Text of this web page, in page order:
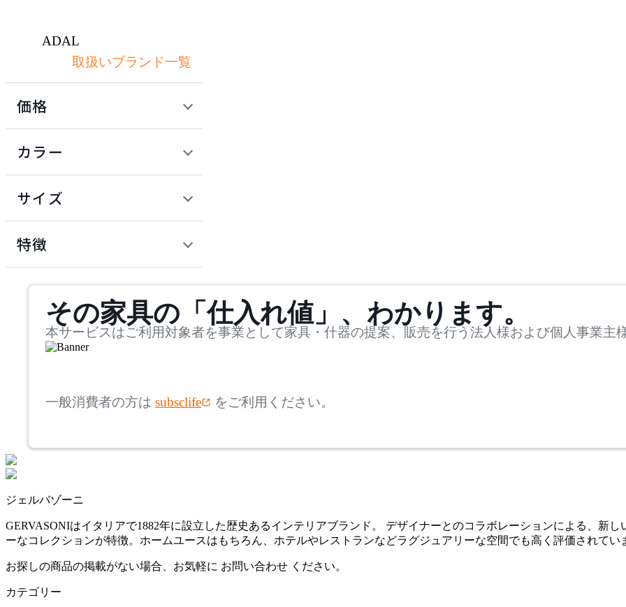
ADAL
アダル
アダルトータルインテリ
ADRS
アリアケ
ボーコンセプト
by interiors
取扱いブランド一覧
価格
カラー
サイズ
mm
検索
~
~
mm
特徴
その家具の「仕入れ値」、わかります。
本サービスはご利用対象者を事業として家具・什器の提案、販売を行う法人様および個人事業主
一般消費者の方は subsclife をご利用ください。
ジェルバゾーニ
GERVASONIはイタリアで1882年に設立した歴史あるインテリアブランド。 デザイナーとのコラボレーションによる、新
ーなコレクションが特徴。ホームユースはもちろん、ホテルやレストランなどラグジュアリーな空間でも高く評価されてい
お探しの商品の掲載がない場合、お気軽に お問い合わせ ください。
カテゴリー